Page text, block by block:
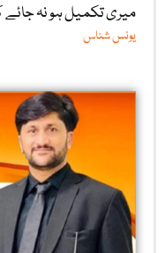
میری تکمیل ہو نہ
یونس شناس